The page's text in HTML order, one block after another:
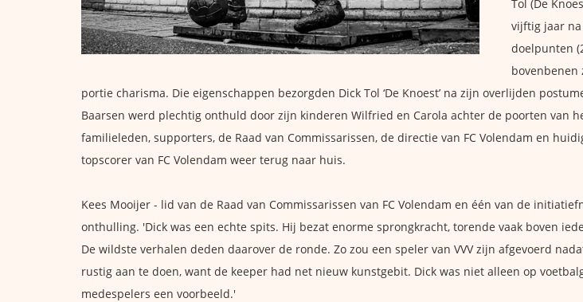
Tol (De
vijftig jaar
doelpunten
bovenbenen
portie charisma. Die eigenschappen bezorgden Dick Tol ‘De Knoest’ na zijn overlijden
Baarsen werd plechtig onthuld door zijn kinderen Wilfried en Carola achter de poorten van
familieleden, supporters, de Raad van Commissarissen, de directie van FC Volendam en
topscorer van FC Volendam weer terug naar huis.
Kees Mooijer - lid van de Raad van Commissarissen van FC Volendam en één van de
onthulling. 'Dick was een echte spits. Hij bezat enorme sprongkracht, torende vaak boven
De wildste verhalen deden daarover de ronde. Zo zou een speler van VVV zijn afgevoerd
rustig aan te doen, want de keeper had net nieuw kunstgebit. Dick was niet alleen op
medespelers een voorbeeld.'